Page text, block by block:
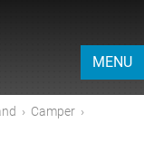
MENU
› Camper ›